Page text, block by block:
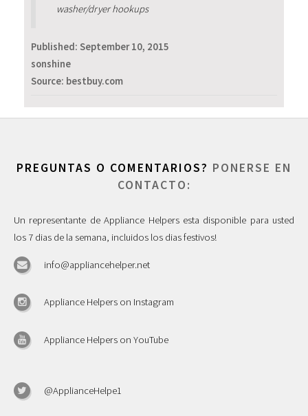
washer/dryer hookups
Published: September 10, 2015
sonshine
Source: bestbuy.com
PREGUNTAS O COMENTARIOS? PONERSE EN
CONTACTO:
Un representante de Appliance Helpers esta disponible para usted
los 7 dias de la semana, incluidos los dias festivos!
info@appliancehelper.net
Appliance Helpers on Instagram
Appliance Helpers on YouTube
@ApplianceHelpe1